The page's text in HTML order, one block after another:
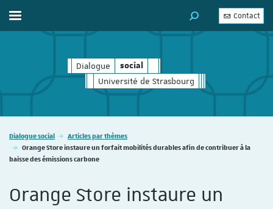
Dialogue social
social
Université de Strasbourg
Afficher / masquer le menu MOTEUR DE
Contact
Vous êtes ici :
Dialogue social
Articles par thèmes
Orange Store instaure un forfait mobilités durables afin de contribuer à la
baisse des émissions carbone
Orange Store instaure un